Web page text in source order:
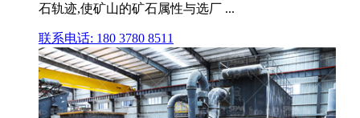
石轨迹,使矿山的矿石属性与选厂 ...
联系电话: 180 3780 8511